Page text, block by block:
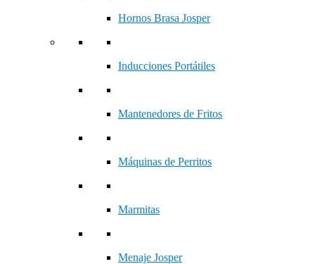
Hornos Brasa Josper
Inducciones Portátiles
Mantenedores de Fritos
Máquinas de Perritos
Marmitas
Menaje Josper